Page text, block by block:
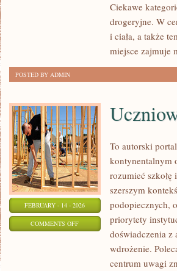
CZYTELNIKÓW
Ciekawe
drogeryjne. W
i ciała, a także
miejsce zajmuje
POSTED BY ADMIN
FEBRUARY - 14 - 2026
COMMENTS OFFON
UCZNIOWIE
To autorski
kontynentalnym
rozumieć
szerszym
podopiecznych,
priorytety
doświadczenia z
wdrożenie.
centrum uwagi